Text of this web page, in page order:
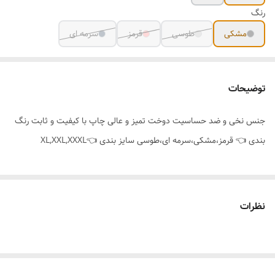
رنگ
مشکی
طوسی قرمز سرمه ای
توضیحات
جنس نخی و ضد حساسیت دوخت تمیز و عالی چاپ با کیفیت و ثابت رنگ
بندی 👈 قرمز،مشکی،سرمه ای،طوسی سایز بندی 👈XL,XXL,XXXL
نظرات